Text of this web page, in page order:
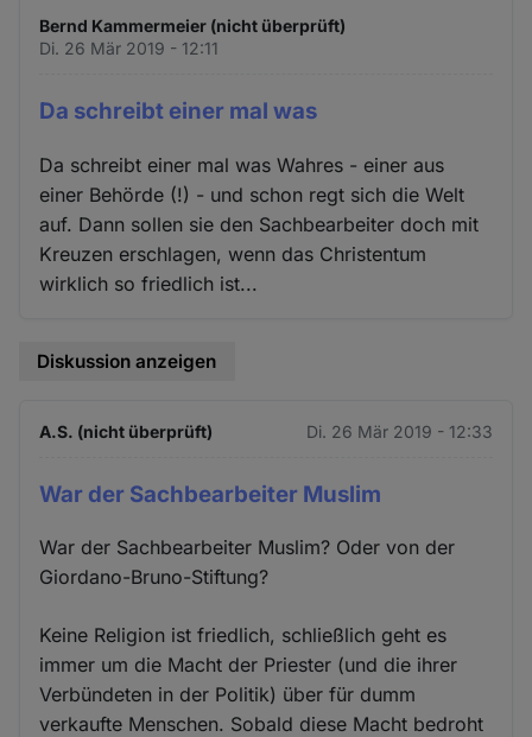
Bernd Kammermeier (nicht überprüft)
Di. 26 Mär 2019 - 12:11
Da schreibt einer mal was
Da schreibt einer mal was Wahres - einer aus
einer Behörde (!) - und schon regt sich die Welt
auf. Dann sollen sie den Sachbearbeiter doch mit
Kreuzen erschlagen, wenn das Christentum
wirklich so friedlich ist...
Diskussion anzeigen
A.S. (nicht überprüft) Di. 26 Mär 2019 - 12:33
War der Sachbearbeiter Muslim
War der Sachbearbeiter Muslim? Oder von der
Giordano-Bruno-Stiftung?
Keine Religion ist friedlich, schließlich geht es
immer um die Macht der Priester (und die ihrer
Verbündeten in der Politik) über für dumm
verkaufte Menschen. Sobald diese Macht bedroht